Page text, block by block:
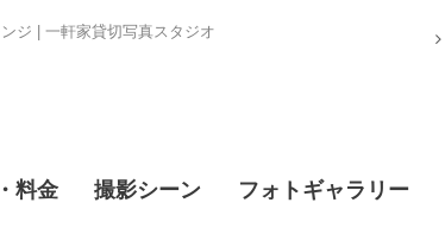
ジ | 一軒家貸切写真スタジオ
料金 撮影シーン フォトギャラリー